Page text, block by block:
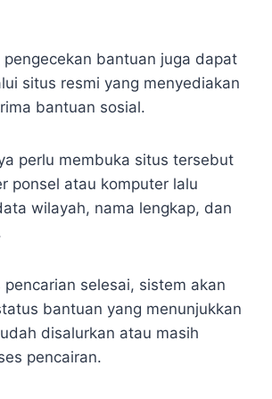
pengecekan bantuan juga dapat
situs resmi yang menyediakan
bantuan sosial.
perlu membuka situs tersebut
ponsel atau komputer lalu
wilayah, nama lengkap, dan
pencarian selesai, sistem akan
bantuan yang menunjukkan
disalurkan atau masih
pencairan.